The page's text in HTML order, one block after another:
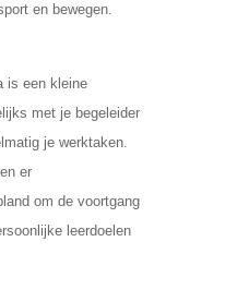
en bewegen.
is een kleine
met je begeleider
je werktaken.
er
om de voortgang
leerdoelen